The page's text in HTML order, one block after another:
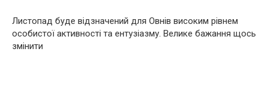
Листопад буде відзначений для Овнів високим рівнем
особистої активності та ентузіазму. Велике бажання щось
змінити